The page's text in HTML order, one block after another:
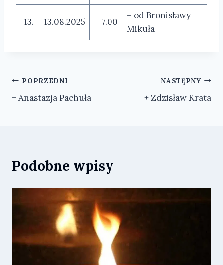
13. 13.08.2025 7.00
– od Bronisławy
Mikuła
Nawigacja
wpisu
POPRZEDNI
+ Anastazja Pachuła
NASTĘPNY
+ Zdzisław Krata
Podobne wpisy